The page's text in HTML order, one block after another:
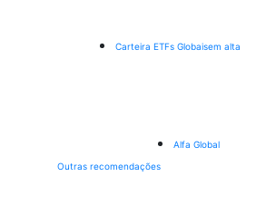
Carteira ETFs Globaisem alta
Alfa Global
Outras recomendações